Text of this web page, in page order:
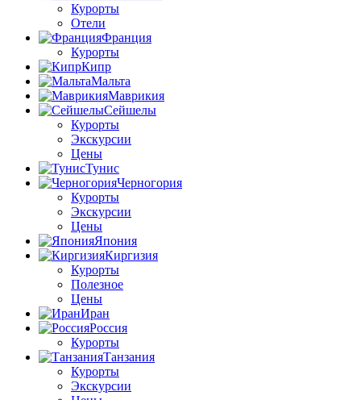
Курорты
Отели
Франция
Курорты
Кипр
Мальта
Маврикия
Сейшелы
Курорты
Экскурсии
Цены
Тунис
Черногория
Курорты
Экскурсии
Цены
Япония
Киргизия
Курорты
Полезное
Цены
Иран
Россия
Курорты
Танзания
Курорты
Экскурсии